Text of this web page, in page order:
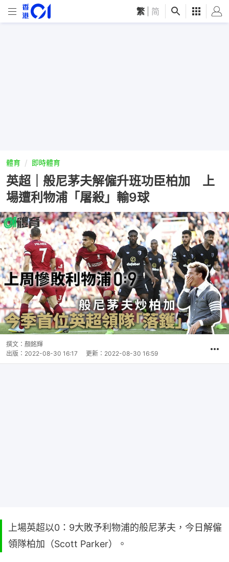
繁 简
體育 即時體育
英超｜般尼茅夫解僱升班功臣柏加 上
場遭利物浦「屠殺」輸9球
撰文： 顏銘輝
出版： 2022-08-30 16:17 更新： 2022-08-30 16:59
上場英超以0：9大敗予利物浦的般尼茅夫，今日解僱
領隊柏加（Scott Parker）。